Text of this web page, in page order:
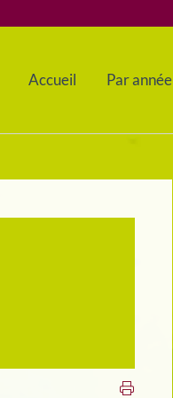
Accueil Par année